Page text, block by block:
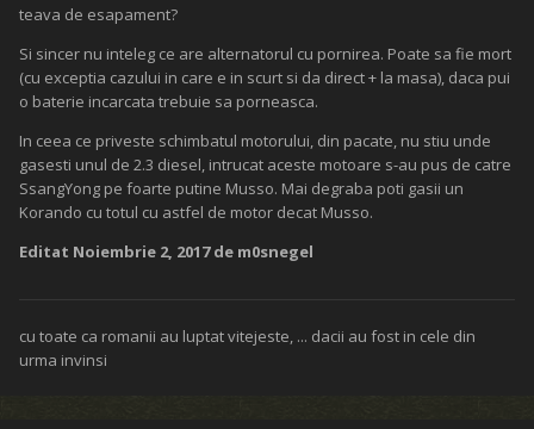
teava de esapament?
Si sincer nu inteleg ce are alternatorul cu pornirea. Poate sa fie mort
(cu exceptia cazului in care e in scurt si da direct + la masa), daca pui
o baterie incarcata trebuie sa porneasca.
In ceea ce priveste schimbatul motorului, din pacate, nu stiu unde
gasesti unul de 2.3 diesel, intrucat aceste motoare s-au pus de catre
SsangYong pe foarte putine Musso. Mai degraba poti gasii un
Korando cu totul cu astfel de motor decat Musso.
Editat Noiembrie 2, 2017de m0snegel
cu toate ca romanii au luptat vitejeste, ... dacii au fost in cele din
urma invinsi